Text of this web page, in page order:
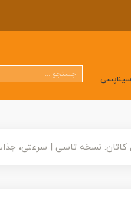
سیناپسی
کاتان: نسخه تاسی | سرعتی،